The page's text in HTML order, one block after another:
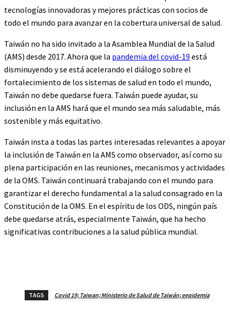
tecnologías innovadoras y mejores prácticas con socios de
todo el mundo para avanzar en la cobertura universal de salud.
Taiwán no ha sido invitado a la Asamblea Mundial de la Salud
(AMS) desde 2017. Ahora que la pandemia del covid-19 está
disminuyendo y se está acelerando el diálogo sobre el
fortalecimiento de los sistemas de salud en todo el mundo,
Taiwán no debe quedarse fuera. Taiwán puede ayudar, su
inclusión en la AMS hará que el mundo sea más saludable, más
sostenible y más equitativo.
Taiwán insta a todas las partes interesadas relevantes a apoyar
la inclusión de Taiwán en la AMS como observador, así como su
plena participación en las reuniones, mecanismos y actividades
de la OMS. Taiwán continuará trabajando con el mundo para
garantizar el derecho fundamental a la salud consagrado en la
Constitución de la OMS. En el espíritu de los ODS, ningún país
debe quedarse atrás, especialmente Taiwán, que ha hecho
significativas contribuciones a la salud pública mundial.
TAGS Covid 19; Taiwan; Ministerio de Salud de Taiwán; eepidemia